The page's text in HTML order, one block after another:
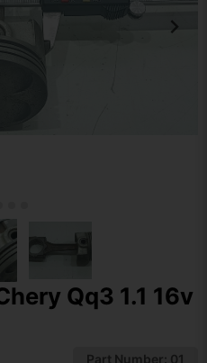
Qq3 1.1 16v
Part Number: 01